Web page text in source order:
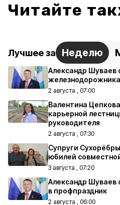
Читайте
Лучшее за Неделю
Александр Шуваев
2 августа , 07:00
Валентина
карьерной
руководителя
2 августа , 07:30
Супруги
юбилей
3 августа , 07:20
Александр Шуваев
в профпраздник
2 августа , 06:00